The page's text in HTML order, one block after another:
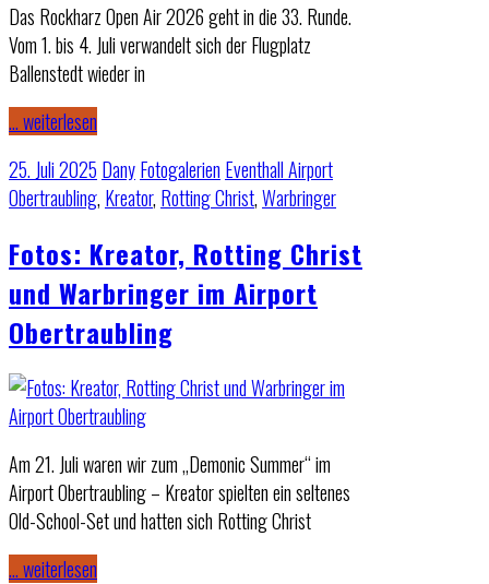
Das Rockharz Open Air 2026 geht in die 33. Runde.
Vom 1. bis 4. Juli verwandelt sich der Flugplatz
Ballenstedt wieder in
… weiterlesen
25. Juli 2025 DanyFotogalerien Eventhall Airport
Obertraubling, Kreator, Rotting Christ,Warbringer
Fotos: Kreator, Rotting Christ
und Warbringer im Airport
Obertraubling
Am 21. Juli waren wir zum „Demonic Summer“ im
Airport Obertraubling – Kreator spielten ein seltenes
Old-School-Set und hatten sich Rotting Christ
… weiterlesen